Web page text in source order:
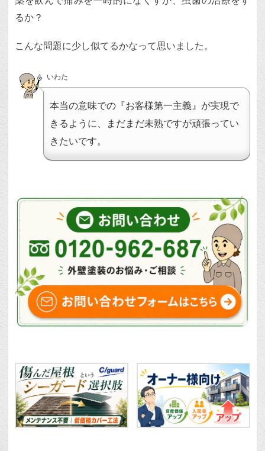
るか？
こんな問題に少し似てるかなって思いました。
いわた
本当の意味での『お客様第一主義』が実現で
きるように、まだまだ未熟ですが頑張ってい
きたいです。